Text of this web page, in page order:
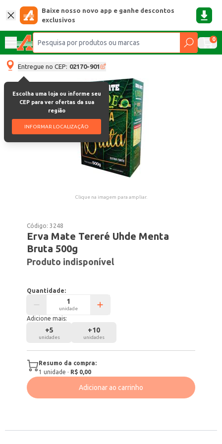
Baixe nosso novo app e ganhe descontos
exclusivos
0
Entregue no CEP: 02170-901
Escolha uma loja ou informe seu
CEP para ver ofertas da sua
região
INFORMAR LOCALIZAÇÃO
Clique na imagem para ampliar.
Código:3248
Erva Mate Tereré Uhde Menta
Bruta 500g
Produto indisponível
Quantidade:
unidade
Adicione mais:
+5
unidades
+10
unidades
Resumo da compra:
1 unidade · R$ 0,00
Adicionar ao carrinho